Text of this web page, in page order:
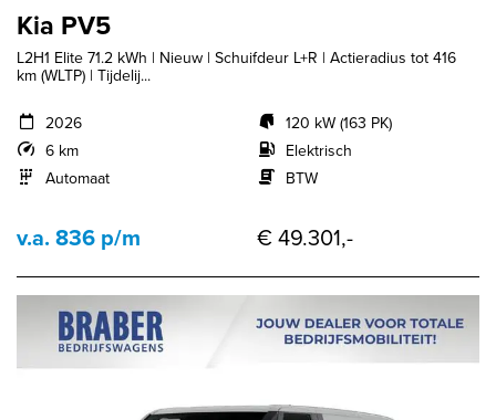
Kia PV5
L2H1 Elite 71.2 kWh | Nieuw | Schuifdeur L+R | Actieradius tot 416
km (WLTP) | Tijdelij...
2026
6 km
Automaat
120 kW (163 PK)
Elektrisch
BTW
v.a. 836 p/m € 49.301,-